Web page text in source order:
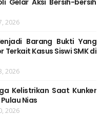
Gelar Aksi Bersih-bersih
2026
Barang Bukti Yang
Terkait Kasus Siswi SMK di
2026
Kelistrikan Saat Kunker
Nias
2026